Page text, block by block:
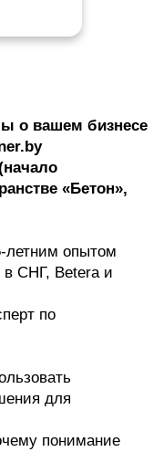
о вашем бизнесе
«Бетон»,
летним опытом
в СНГ, Betera и
по
для
понимание